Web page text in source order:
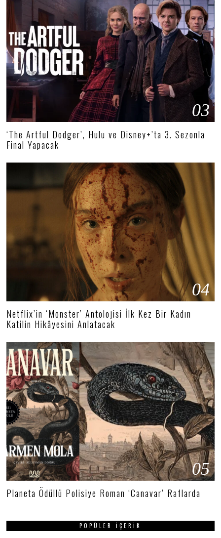
03
‘The Artful Dodger’, Hulu ve Disney+’ta 3. Sezonla
Final Yapacak
04
Netflix’in ‘Monster’ Antolojisi İlk Kez Bir Kadın
Katilin Hikâyesini Anlatacak
05
Planeta Ödüllü Polisiye Roman ‘Canavar’ Raflarda
POPÜLER İÇERIK